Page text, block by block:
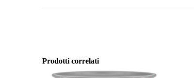
Prodotti correlati